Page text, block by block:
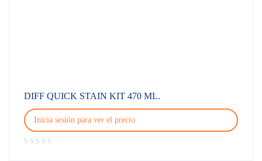
DIFF QUICK STAIN KIT 470 ML.
Inicia sesión para ver el precio